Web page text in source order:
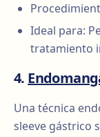
Ideal para:
tratamiento
4.
Una técnica
sleeve gástrico